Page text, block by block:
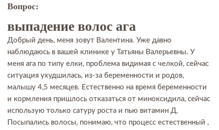
Вопрос:
выпадение волоc ага
Добрый день, меня зовут Валентина. Уже давно
наблюдаюсь в вашей клинике у Татьяны Валерьевны. У
меня ага по типу елки, проблема видимая с челкой, сейчас
ситуация ухудшилась, из-за беременности и родов,
малышу 4,5 месяцев. Естественно на время беременности
и кормления пришлось отказаться от миноксидила, сейчас
использую только сатуру роста и пью витамин Д.
Посыпались волосы, понимаю, что процесс естественный ,